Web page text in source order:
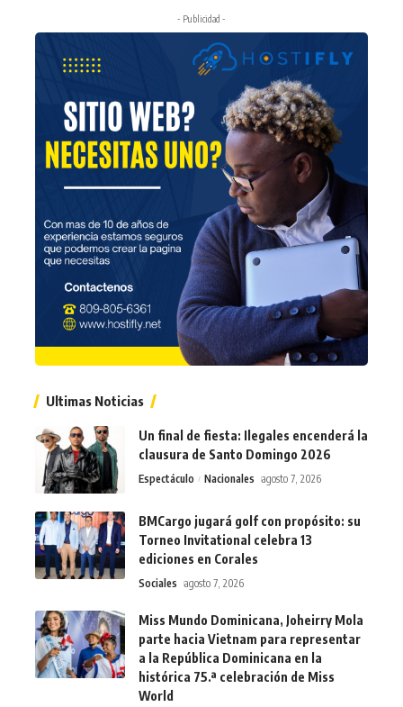
- Publicidad -
Ultimas Noticias
Un final de fiesta: Ilegales encenderá la
clausura de Santo Domingo 2026
Espectáculo Nacionales agosto 7, 2026
BMCargo jugará golf con propósito: su
Torneo Invitational celebra 13
ediciones en Corales
Sociales agosto 7, 2026
Miss Mundo Dominicana, Joheirry Mola
parte hacia Vietnam para representar
a la República Dominicana en la
histórica 75.ª celebración de Miss
World